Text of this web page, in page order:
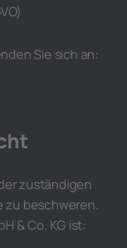
Sie sich an:
zuständigen
zu beschweren.
& Co. KG ist: